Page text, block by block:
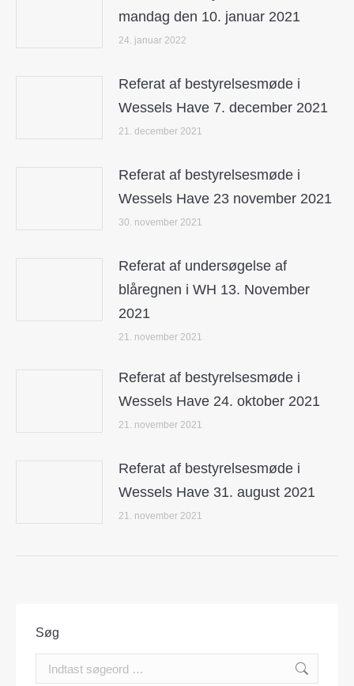
mandag den 10. januar 2021
24. januar 2022
Referat af bestyrelsesmøde i
Wessels Have 7. december 2021
21. december 2021
Referat af bestyrelsesmøde i
Wessels Have 23 november 2021
30. november 2021
Referat af undersøgelse af
blåregnen i WH 13. November
2021
21. november 2021
Referat af bestyrelsesmøde i
Wessels Have 24. oktober 2021
21. november 2021
Referat af bestyrelsesmøde i
Wessels Have 31. august 2021
21. november 2021
Søg
Search: